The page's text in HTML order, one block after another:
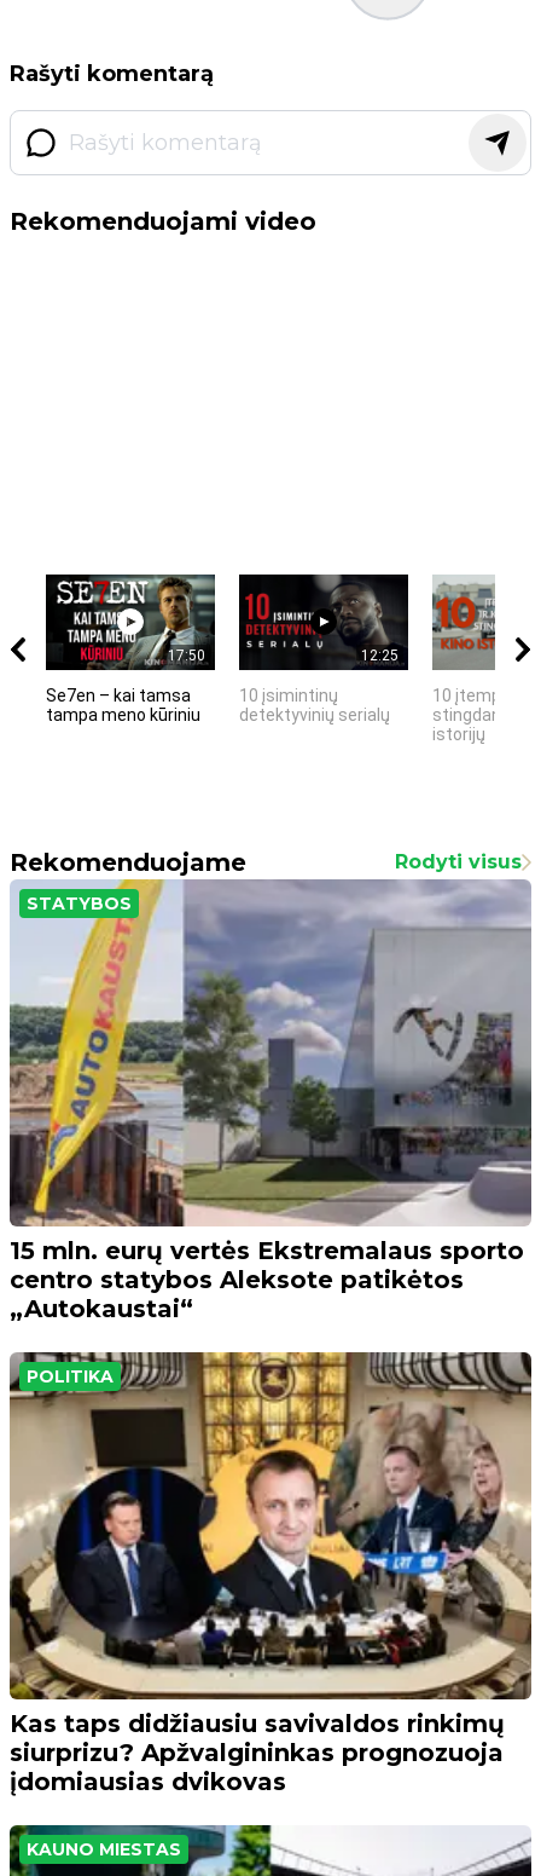
Rašyti komentarą
Rekomenduojami video
17:50
Se7en – kai tamsa
tampa meno kūriniu
12:25
10 įsimintinų
detektyvinių serialų
10 įtemptų,
stingdančių
istorijų
Rekomenduojame Rodyti visus
STATYBOS
15 mln. eurų vertės Ekstremalaus sporto
centro statybos Aleksote patikėtos
„Autokaustai“
POLITIKA
Kas taps didžiausiu savivaldos rinkimų
siurprizu? Apžvalgininkas prognozuoja
įdomiausias dvikovas
KAUNO MIESTAS